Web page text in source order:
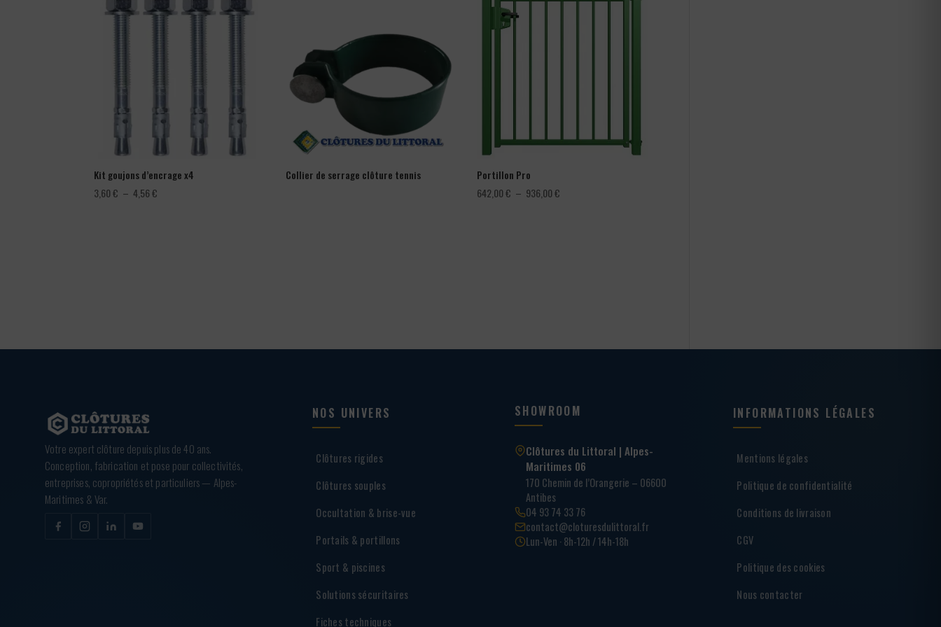
Kit goujons d’encrage x4
3,60€ – 4,56€
Collier de serrage clôture tennis
Portillon Pro
642,00€ – 936,00€
Votre expert clôture depuis plus de 40 ans.
Conception, fabrication et pose pour collectivités,
entreprises, copropriétés et particuliers — Alpes-
Maritimes & Var.
NOS UNIVERS
Clôtures rigides
Clôtures souples
Occultation & brise-vue
Portails & portillons
Sport & piscines
Solutions sécuritaires
Fiches techniques
SHOWROOM
Clôtures du Littoral | Alpes-
Maritimes 06
170 Chemin de l’Orangerie – 06600
Antibes
04 93 74 33 76
contact@cloturesdulittoral.fr
Lun-Ven · 8h-12h / 14h-18h
INFORMATIONS LÉGALES
Mentions légales
Politique de confidentialité
Conditions de livraison
CGV
Politique des cookies
Nous contacter